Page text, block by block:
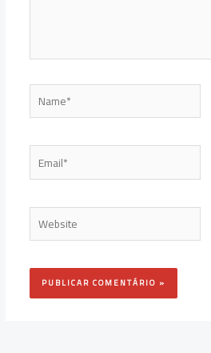
Name*
Email*
Website